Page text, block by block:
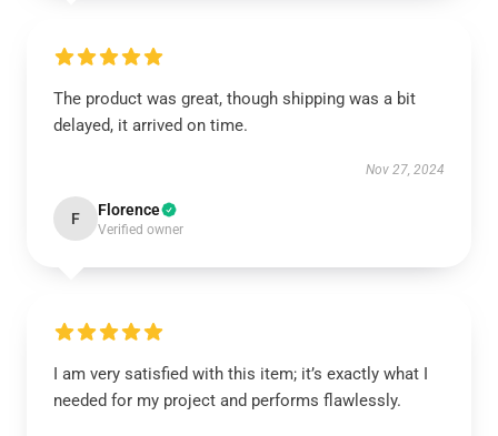
The product was great, though shipping was a bit
delayed, it arrived on time.
Nov 27, 2024
F Florence
Verified owner
I am very satisfied with this item; it’s exactly what I
needed for my project and performs flawlessly.